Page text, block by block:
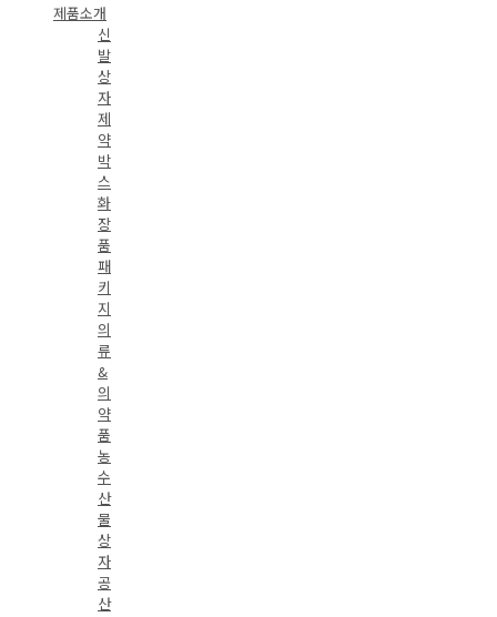
제품소개
신
발
상
자
제
약
박
스
화
장
품
패
키
지
의
류
&
의
약
품
농
수
산
물
상
자
공
산